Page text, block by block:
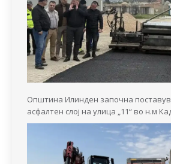
Општина Илинден започна
асфалтен слој на улица „11“ во н.м